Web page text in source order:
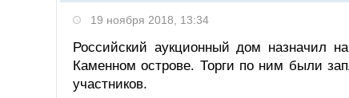
19 ноября 2018, 13:34
Российский аукционный дом назначил
Каменном острове. Торги по ним были
участников.